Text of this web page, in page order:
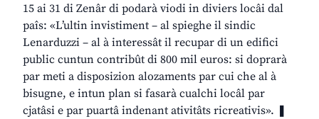
15 ai 31 di Zenâr di podarà viodi in diviers locâi dal
paîs: «L’ultin invistiment – al spieghe il sindic
Lenarduzzi – al à interessât il recupar di un edifici
public cuntun contribût di 800 mil euros: si doprarà
par meti a disposizion alozaments par cui che al à
bisugne, e intun plan si fasarà cualchi locâl par
cjatâsi e par puartâ indenant ativitâts ricreativis». ❚